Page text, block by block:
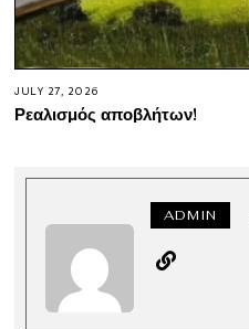
JULY 27, 2026
Ρεαλισμός αποβλήτων!
ADMIN